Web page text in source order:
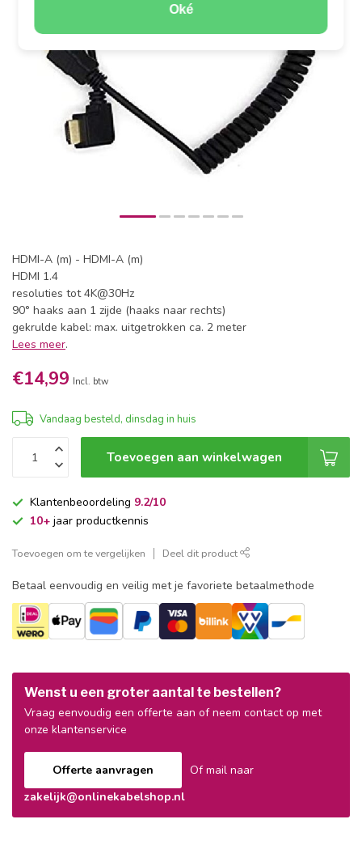
Oké
HDMI-A (m) - HDMI-A (m)
HDMI 1.4
resoluties tot 4K@30Hz
90° haaks aan 1 zijde (haaks naar rechts)
gekrulde kabel: max. uitgetrokken ca. 2 meter
Lees meer.
€14,99 Incl. btw
Vandaag besteld, dinsdag in huis
Toevoegen aan winkelwagen
Klantenbeoordeling 9.2/10
10+ jaar productkennis
Toevoegen om te vergelijken Deel dit product
Betaal eenvoudig en veilig met je favoriete betaalmethode
Wenst u een groter aantal te bestellen?
Vraag eenvoudig een offerte aan of neem contact op met
onze klantenservice
Offerte aanvragen
Of mail naar
zakelijk@onlinekabelshop.nl